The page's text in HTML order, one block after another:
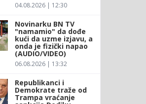
04.08.2026 | 12:30
Novinarku BN TV
"namamio" da dođe
kući da uzme izjavu, a
onda je fizički napao
(AUDIO/VIDEO)
06.08.2026 | 13:32
Republikanci i
Demokrate traže od
Trampa vraćanje